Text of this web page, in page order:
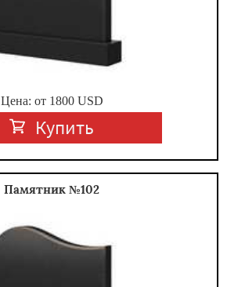
Цена: от 1800USD
Купить
Памятник №102